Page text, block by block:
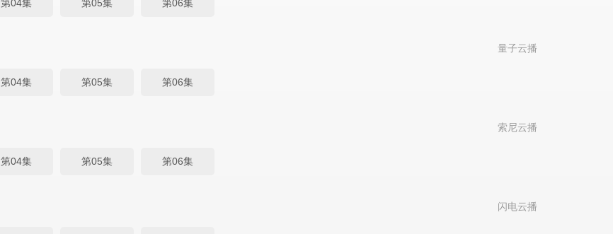
第04集 第05集 第06集
量子云播
第04集 第05集 第06集
索尼云播
第04集 第05集 第06集
闪电云播